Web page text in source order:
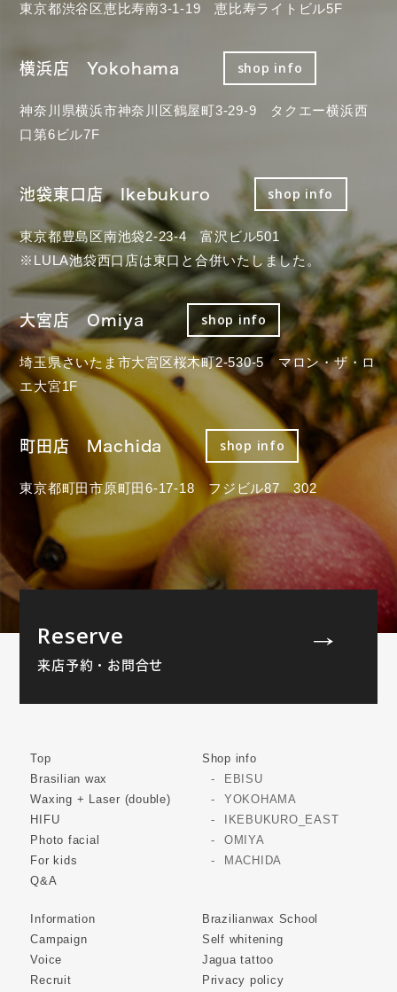
東京都渋谷区恵比寿南3-1-19 恵比寿ライトビル5F
横浜店 Yokohama shop info
神奈川県横浜市神奈川区鶴屋町3-29-9 タクエー横浜西
口第6ビル7F
池袋東口店 Ikebukuro shop info
東京都豊島区南池袋2-23-4 富沢ビル501
※LULA池袋西口店は東口と合併いたしました。
大宮店 Omiya shop info
埼玉県さいたま市大宮区桜木町2-530-5 マロン・ザ・ロ
エ大宮1F
町田店 Machida shop info
東京都町田市原町田6-17-18 フジビル87 302
Reserve
来店予約・お問合せ
Top
Brasilian wax
Waxing + Laser (double)
HIFU
Photo facial
For kids
Q&A
Shop info
EBISU
YOKOHAMA
IKEBUKURO_EAST
OMIYA
MACHIDA
Information
Campaign
Voice
Recruit
Brazilianwax School
Self whitening
Jagua tattoo
Privacy policy